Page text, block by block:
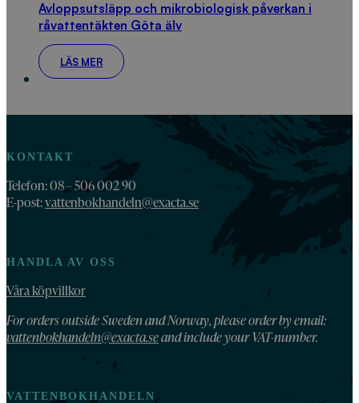
Avloppsutsläpp och mikrobiologisk påverkan i
råvattentäkten Göta älv
LÄS MER
KONTAKT
Telefon: 08 – 506 002 90
E-post:vattenbokhandeln@exacta.se
HANDLA AV OSS
Våra köpvillkor
For orders outside Sweden and Norway, please order by email:
vattenbokhandeln@exacta.seand include your VAT-number.
VATTENBOKHANDELN